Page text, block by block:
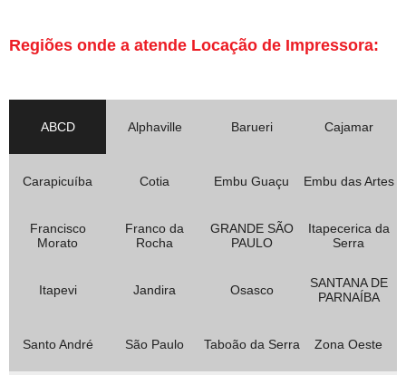
Regiões onde a atende Locação de Impressora:
ABCD Alphaville Barueri Cajamar
Carapicuíba Cotia Embu Guaçu Embu das Artes
Francisco
Morato
Franco da
Rocha
GRANDE SÃO
PAULO
Itapecerica da
Serra
Itapevi Jandira Osasco
SANTANA DE
PARNAÍBA
Santo André São Paulo Taboão da Serra Zona Oeste